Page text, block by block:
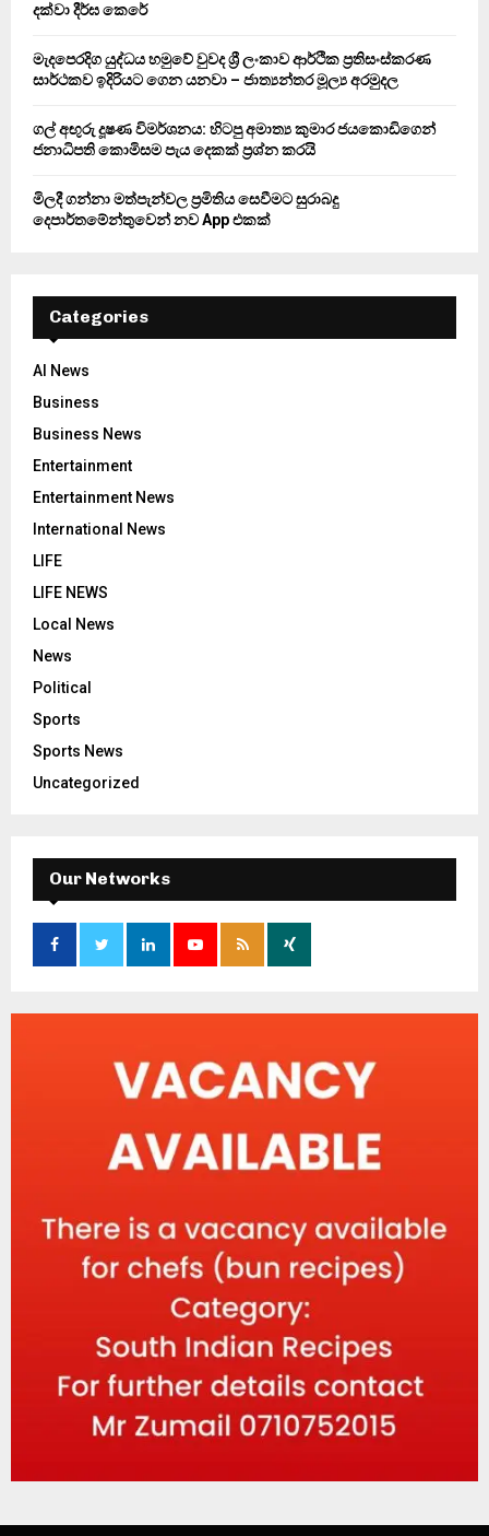
දක්වා දීර්ඝ කෙරේ
මැදපෙරදිග යුද්ධය හමුවේ වුවද ශ්‍රී ලංකාව ආර්ථික ප්‍රතිසංස්කරණ
සාර්ථකව ඉදිරියට ගෙන යනවා – ජාත්‍යන්තර මූල්‍ය අරමුදල
ගල් අඟුරු දූෂණ විමර්ශනය: හිටපු අමාත්‍ය කුමාර ජයකොඩිගෙන්
ජනාධිපති කොමිසම පැය දෙකක් ප්‍රශ්න කරයි
මිලදී ගන්නා මත්පැන්වල ප්‍රමිතිය සෙවීමට සුරාබදු
දෙපාර්තමේන්තුවෙන් නව App එකක්
Categories
AI News
Business
Business News
Entertainment
Entertainment News
International News
LIFE
LIFE NEWS
Local News
News
Political
Sports
Sports News
Uncategorized
Our Networks